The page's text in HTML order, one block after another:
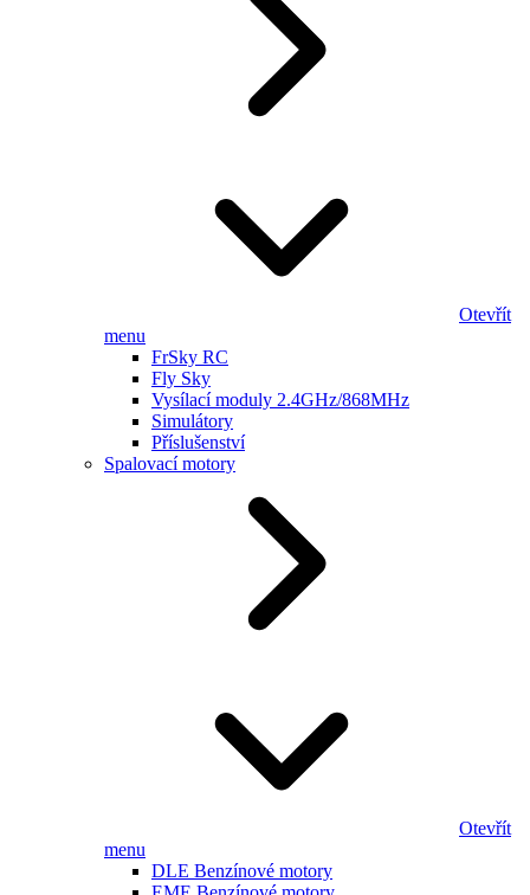
Otevřít
menu
FrSky RC
Fly Sky
Vysílací moduly 2.4GHz/868MHz
Simulátory
Příslušenství
Spalovací motory
Otevřít
menu
DLE Benzínové motory